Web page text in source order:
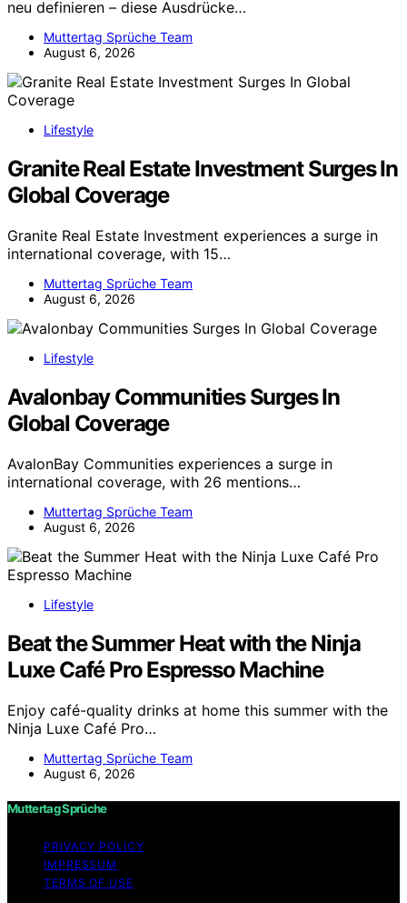
neu definieren – diese Ausdrücke…
Muttertag Sprüche Team
August 6, 2026
Lifestyle
Granite Real Estate Investment Surges In
Global Coverage
Granite Real Estate Investment experiences a surge in
international coverage, with 15…
Muttertag Sprüche Team
August 6, 2026
Lifestyle
Avalonbay Communities Surges In
Global Coverage
AvalonBay Communities experiences a surge in
international coverage, with 26 mentions…
Muttertag Sprüche Team
August 6, 2026
Lifestyle
Beat the Summer Heat with the Ninja
Luxe Café Pro Espresso Machine
Enjoy café-quality drinks at home this summer with the
Ninja Luxe Café Pro…
Muttertag Sprüche Team
August 6, 2026
Muttertag Sprüche
PRIVACY POLICY
IMPRESSUM
TERMS OF USE